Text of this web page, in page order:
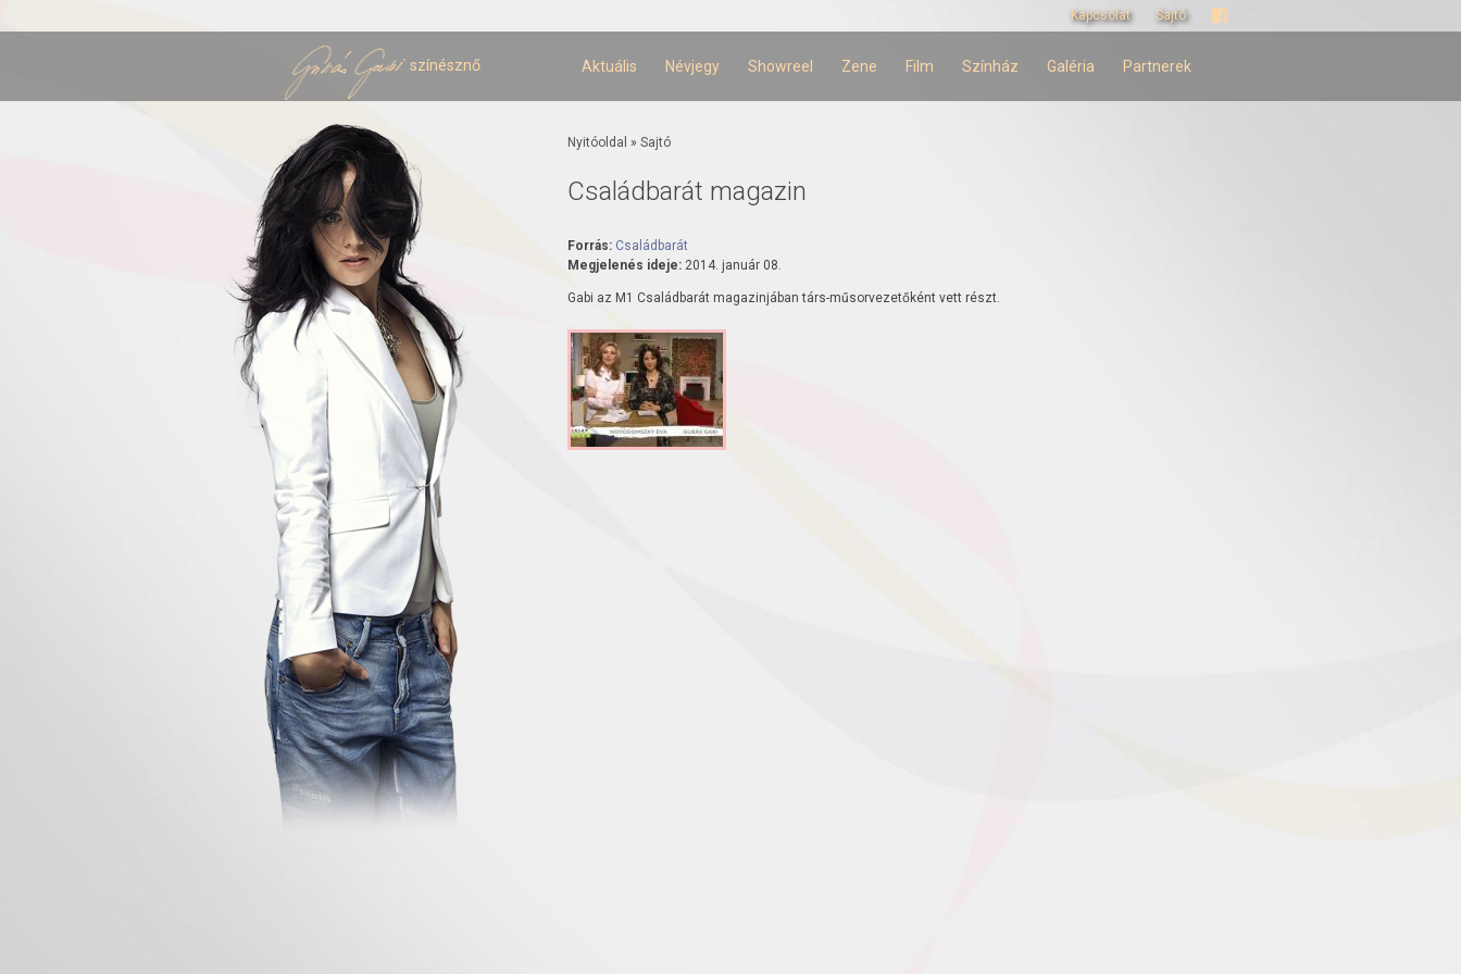
tartalomra
Kapcsolat Sajtó
színésznő Aktuális Névjegy Showreel Zene Film Színház Galéria Partnerek
Jelenlegi hely
Nyitóoldal » Sajtó
Családbarát magazin
Forrás: Családbarát
Megjelenés ideje: 2014. január 08.
Gabi az M1 Családbarát magazinjában társ-műsorvezetőként vett részt.